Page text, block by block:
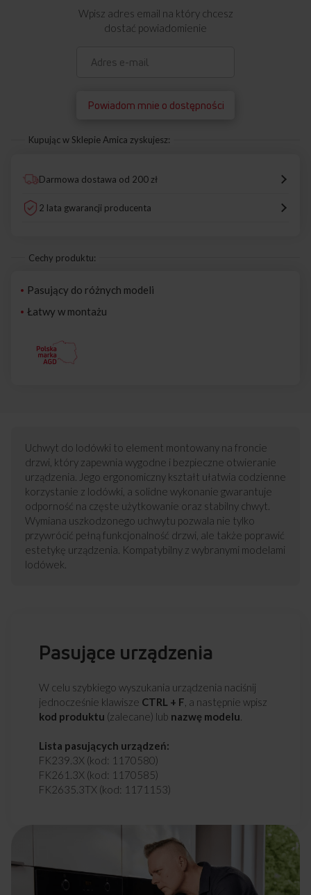
Wpisz adres email na który chcesz
dostać powiadomienie
Powiadom mnie o dostępności
Kupując w Sklepie Amica zyskujesz:
Darmowa dostawa od 200 zł
2 lata gwarancji producenta
Cechy produktu:
Pasujący do różnych modeli
Łatwy w montażu
Uchwyt do lodówki to element montowany na froncie
drzwi, który zapewnia wygodne i bezpieczne otwieranie
urządzenia. Jego ergonomiczny kształt ułatwia codzienne
korzystanie z lodówki, a solidne wykonanie gwarantuje
odporność na częste użytkowanie oraz stabilny chwyt.
Wymiana uszkodzonego uchwytu pozwala nie tylko
przywrócić pełną funkcjonalność drzwi, ale także poprawić
estetykę urządzenia. Kompatybilny z wybranymi modelami
lodówek.
Pasujące urządzenia
W celu szybkiego wyszukania urządzenia naciśnij
jednocześnie klawisze CTRL + F , a następnie wpisz
kod produktu (zalecane) lub nazwę modelu
Lista pasujących urządzeń:
FK239.3X (kod: 1170580)
FK261.3X (kod: 1170585)
FK2635.3TX (kod: 1171153)